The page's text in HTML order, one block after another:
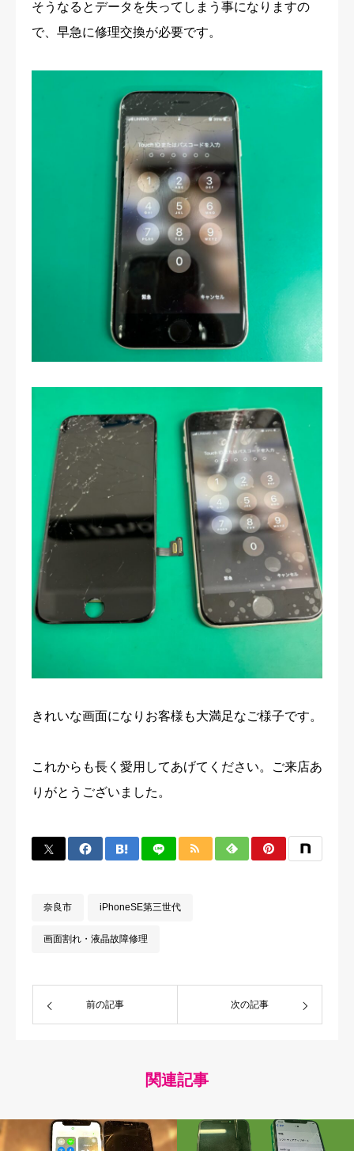
そうなるとデータを失ってしまう事になりますの
で、早急に修理交換が必要です。
きれいな画面になりお客様も大満足なご様子です。
これからも長く愛用してあげてください。ご来店あ
りがとうございました。
奈良市 iPhoneSE第三世代
画面割れ・液晶故障修理
前の記事 次の記事
関連記事